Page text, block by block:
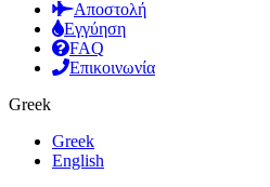
Αποστολή
Εγγύηση
FAQ
Επικοινωνία
Greek
Greek
English